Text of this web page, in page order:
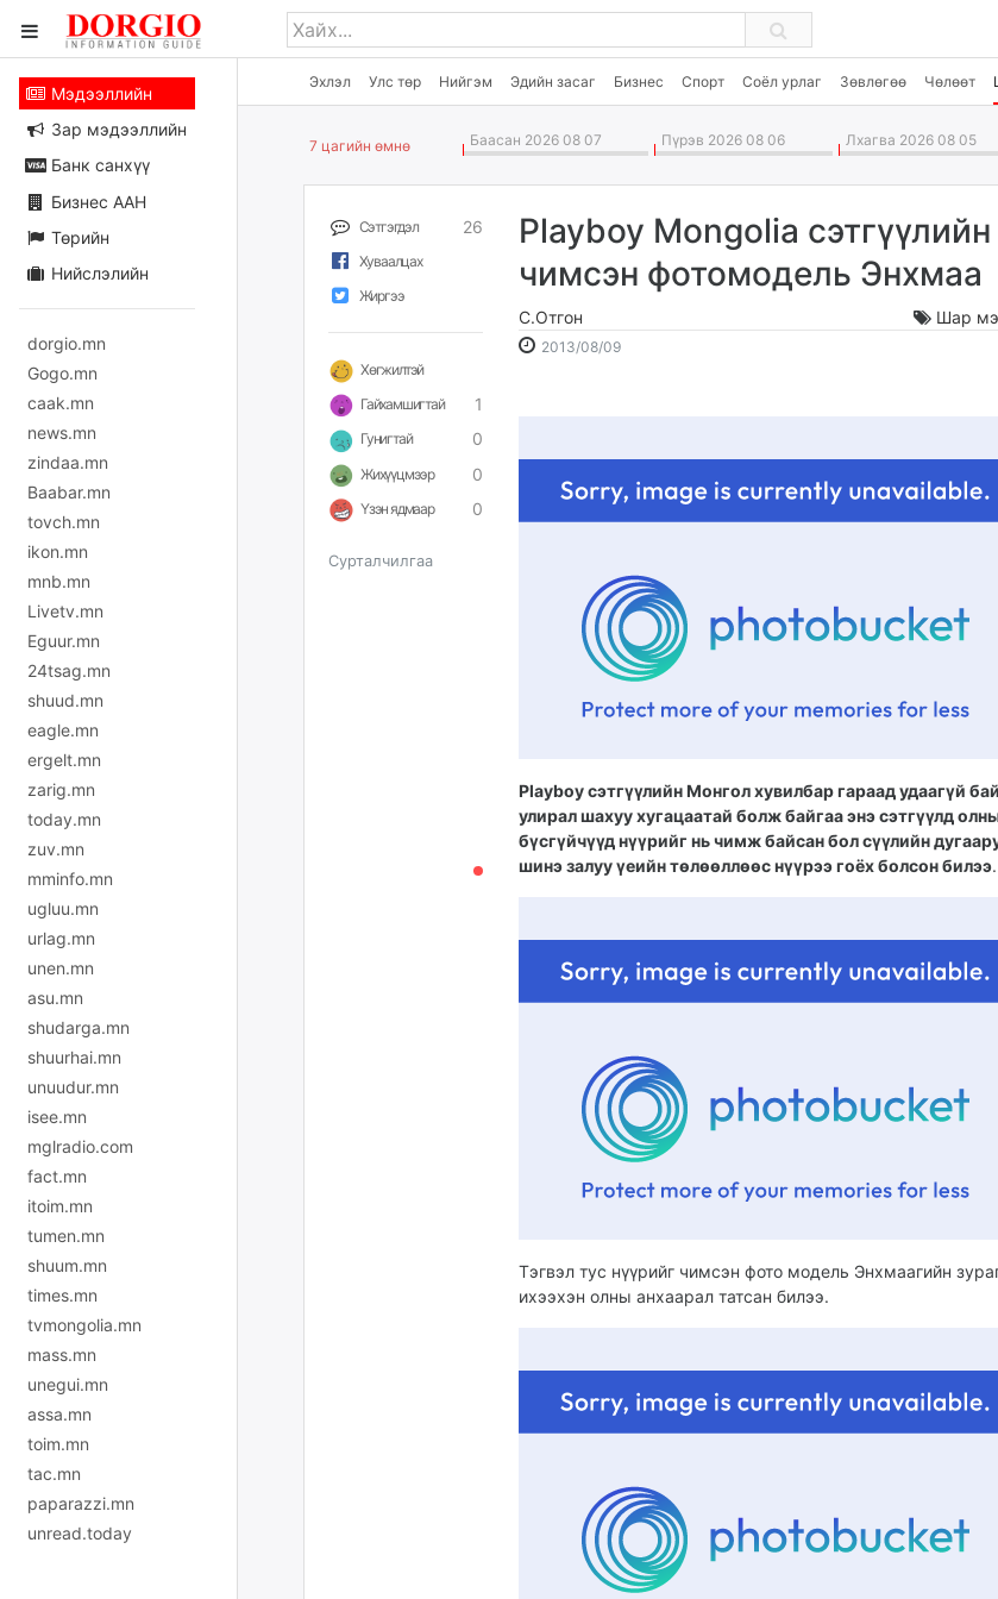
Эхлэл Улс төр Нийгэм Эдийн засаг Бизнес Спорт Соёл урлаг Зөвлөгөө Чөлөөт
Мэдээллийн
Зар мэдээллийн
Банк санхүү
Бизнес ААН
Төрийн
Нийслэлийн
dorgio.mn
Gogo.mn
caak.mn
news.mn
zindaa.mn
Baabar.mn
tovch.mn
ikon.mn
mnb.mn
Livetv.mn
Eguur.mn
24tsag.mn
shuud.mn
eagle.mn
ergelt.mn
zarig.mn
today.mn
zuv.mn
mminfo.mn
ugluu.mn
urlag.mn
unen.mn
asu.mn
shudarga.mn
shuurhai.mn
unuudur.mn
isee.mn
mglradio.com
fact.mn
itoim.mn
tumen.mn
shuum.mn
times.mn
tvmongolia.mn
mass.mn
unegui.mn
assa.mn
toim.mn
tac.mn
paparazzi.mn
unread.today
7 цагийн өмнө Баасан 2026 08 07 Пүрэв 2026 08 06 Лхагва 2026 08 05
Сэтгэгдэл 26
Хуваалцах
Жиргээ
Хөгжилтэй
Гайхамшигтай
1
Гунигтай 0
Жихүүцмээр 0
Үзэн ядмаар 0
Сурталчилгаа
Playboy Mongolia сэтгүүлийн
чимсэн фотомодель Энхмаа
С.Отгон Шар
2013/08/092013-
2026-
Playboy сэтгүүлийн Монгол хувилбар гараад удаагүй
улирал шахуу хугацаатай болж байгаа энэ сэтгүүлд
бүсгүйчүүд нүүрийг нь чимж байсан бол сүүлийн
шинэ залуу үеийн төлөөллөөс нүүрээ гоёх болсон билээ.
Тэгвэл тус нүүрийг чимсэн фото модель Энхмаагийн
ихээхэн олны анхаарал татсан билээ.